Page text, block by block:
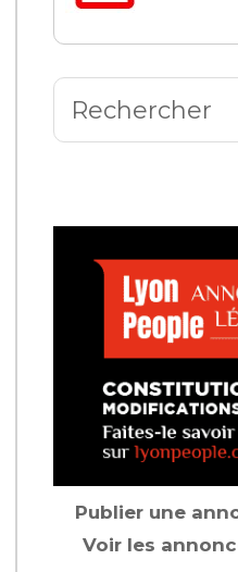
Publier une
Voir les